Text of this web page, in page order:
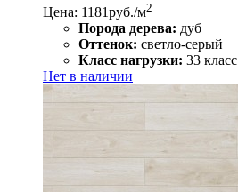
Цена: 1181руб./м2
Порода дерева: дуб
Оттенок: светло-серый
Класс нагрузки: 33 класс
Нет в наличии